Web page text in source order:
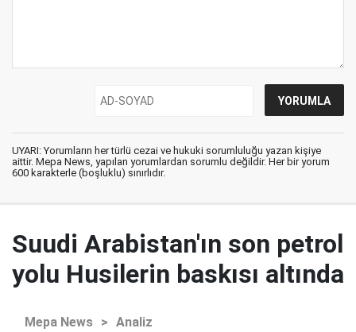
UYARI: Yorumların her türlü cezai ve hukuki sorumluluğu yazan kişiye
aittir. Mepa News, yapılan yorumlardan sorumlu değildir. Her bir yorum
600 karakterle (boşluklu) sınırlıdır.
Suudi Arabistan'ın son petrol
yolu Husilerin baskısı altında
Mepa News > Analiz